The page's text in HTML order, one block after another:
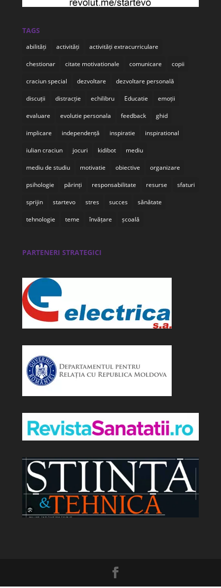
TAGS
abilități activități activități extracurriculare
chestionar citate motivationale comunicare copii
craciun special dezvoltare dezvoltare personală
discuții distracție echilibru Educatie emoții
evaluare evolutie personala feedback ghid
implicare independență inspiratie inspirational
iulian craciun jocuri kidibot mediu
mediu de studiu motivatie obiective organizare
psihologie părinți responsabilitate resurse sfaturi
sprijin startevo stres succes sănătate
tehnologie teme învățare școală
PARTENERI STRATEGICI